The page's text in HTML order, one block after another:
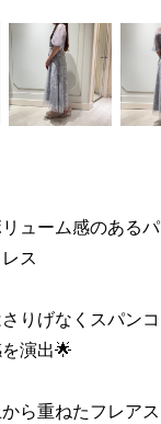
ューム感のある
ス
りげなくスパン
演出🌟
ら重ねたフレア